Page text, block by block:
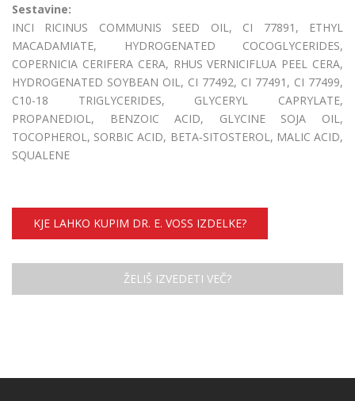
Sestavine:
INCI­ RICINUS COMMUNIS SEED OIL, CI 77891, ETHYL
MACADAMIATE, HYDROGENATED COCOGLYCERIDES,
COPERNICIA CERIFERA CERA, RHUS VERNICIFLUA PEEL CERA,
HYDROGENATED SOYBEAN OIL, CI 77492, CI 77491, CI 77499,
C10-18 TRIGLYCERIDES, GLYCERYL CAPRYLATE,
PROPANEDIOL, BENZOIC ACID, GLYCINE SOJA OIL,
TOCOPHEROL, SORBIC ACID, BETA‑SITOSTEROL, MALIC ACID,
SQUALENE
KJE LAHKO KUPIM DR. E. VOSS IZDELKE?
ŽELIŠ IZVEDETI VEČ?